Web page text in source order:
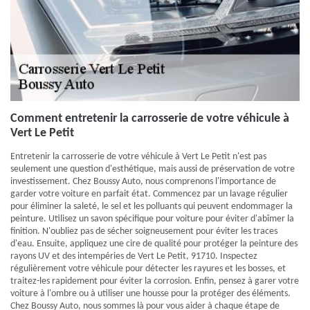
Comment entretenir la carrosserie de votre véhicule à
Vert Le Petit
Entretenir la carrosserie de votre véhicule à Vert Le Petit n'est pas
seulement une question d'esthétique, mais aussi de préservation de votre
investissement. Chez Boussy Auto, nous comprenons l'importance de
garder votre voiture en parfait état. Commencez par un lavage régulier
pour éliminer la saleté, le sel et les polluants qui peuvent endommager la
peinture. Utilisez un savon spécifique pour voiture pour éviter d'abîmer la
finition. N'oubliez pas de sécher soigneusement pour éviter les traces
d'eau. Ensuite, appliquez une cire de qualité pour protéger la peinture des
rayons UV et des intempéries de Vert Le Petit, 91710. Inspectez
régulièrement votre véhicule pour détecter les rayures et les bosses, et
traitez-les rapidement pour éviter la corrosion. Enfin, pensez à garer votre
voiture à l'ombre ou à utiliser une housse pour la protéger des éléments.
Chez Boussy Auto, nous sommes là pour vous aider à chaque étape de